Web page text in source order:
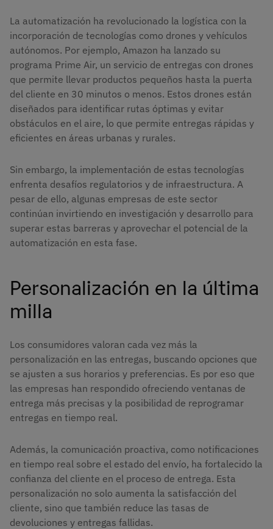
La automatización ha revolucionado la logística con la
incorporación de tecnologías como drones y vehículos
autónomos. Por ejemplo, Amazon ha lanzado su
programa Prime Air, un servicio de entregas con drones
que permite llevar productos pequeños hasta la puerta
del cliente en 30 minutos o menos. Estos drones están
diseñados para identificar rutas óptimas y evitar
obstáculos en el aire, lo que permite entregas rápidas y
eficientes en áreas urbanas y rurales.
Sin embargo, la implementación de estas tecnologías
enfrenta desafíos regulatorios y de infraestructura. A
pesar de ello, algunas empresas de este sector
continúan invirtiendo en investigación y desarrollo para
superar estas barreras y aprovechar el potencial de la
automatización en esta fase.
Personalización en la última
milla
Los consumidores valoran cada vez más la
personalización en las entregas, buscando opciones que
se ajusten a sus horarios y preferencias. Es por eso que
las empresas han respondido ofreciendo ventanas de
entrega más precisas y la posibilidad de reprogramar
entregas en tiempo real.
Además, la comunicación proactiva, como notificaciones
en tiempo real sobre el estado del envío, ha fortalecido la
confianza del cliente en el proceso de entrega. Esta
personalización no solo aumenta la satisfacción del
cliente, sino que también reduce las tasas de
devoluciones y entregas fallidas.